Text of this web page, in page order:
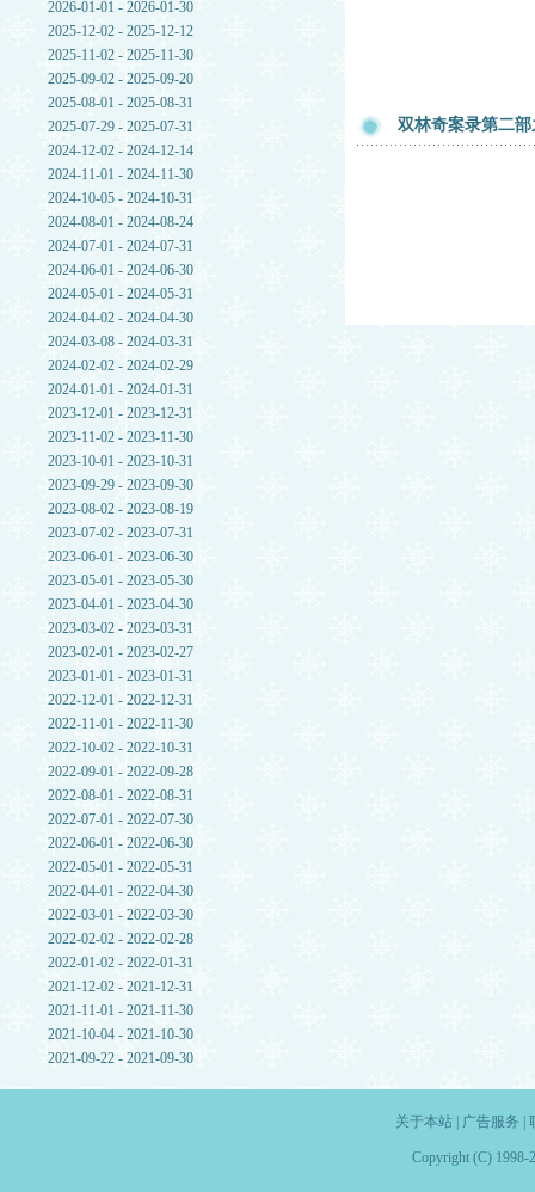
2026-01-01 - 2026-01-30
2025-12-02 - 2025-12-12
2025-11-02 - 2025-11-30
2025-09-02 - 2025-09-20
2025-08-01 - 2025-08-31
2025-07-29 - 2025-07-31
2024-12-02 - 2024-12-14
2024-11-01 - 2024-11-30
2024-10-05 - 2024-10-31
2024-08-01 - 2024-08-24
2024-07-01 - 2024-07-31
2024-06-01 - 2024-06-30
2024-05-01 - 2024-05-31
2024-04-02 - 2024-04-30
2024-03-08 - 2024-03-31
2024-02-02 - 2024-02-29
2024-01-01 - 2024-01-31
2023-12-01 - 2023-12-31
2023-11-02 - 2023-11-30
2023-10-01 - 2023-10-31
2023-09-29 - 2023-09-30
2023-08-02 - 2023-08-19
2023-07-02 - 2023-07-31
2023-06-01 - 2023-06-30
2023-05-01 - 2023-05-30
2023-04-01 - 2023-04-30
2023-03-02 - 2023-03-31
2023-02-01 - 2023-02-27
2023-01-01 - 2023-01-31
2022-12-01 - 2022-12-31
2022-11-01 - 2022-11-30
2022-10-02 - 2022-10-31
2022-09-01 - 2022-09-28
2022-08-01 - 2022-08-31
2022-07-01 - 2022-07-30
2022-06-01 - 2022-06-30
2022-05-01 - 2022-05-31
2022-04-01 - 2022-04-30
2022-03-01 - 2022-03-30
2022-02-02 - 2022-02-28
2022-01-02 - 2022-01-31
2021-12-02 - 2021-12-31
2021-11-01 - 2021-11-30
2021-10-04 - 2021-10-30
2021-09-22 - 2021-09-30
双林奇案录第二
关于本站| 广告服务
Copyright (C) 1998-